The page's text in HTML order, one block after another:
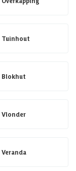
Tuinhout
Blokhut
Vlonder
Veranda